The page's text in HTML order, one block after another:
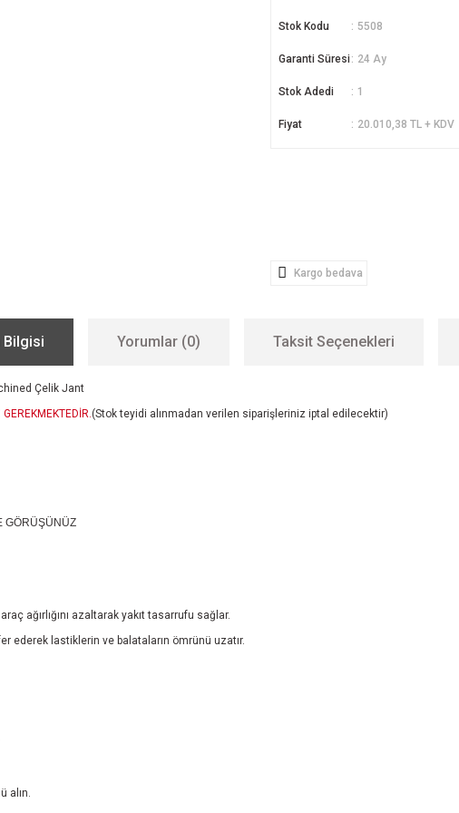
Stok Kodu 5508
Garanti Süresi 24 Ay
Stok Adedi 1
Fiyat 20.010,38 TL + KDV
Kargo bedava
Bilgisi Yorumlar (0) Taksit Seçenekleri
Çelik Jant
(Stok teyidi alınmadan verilen siparişleriniz iptal edilecektir)
GÖRÜŞÜNÜZ
ağırlığını azaltarak yakıt tasarrufu sağlar.
ederek lastiklerin ve balataların ömrünü uzatır.
alın.